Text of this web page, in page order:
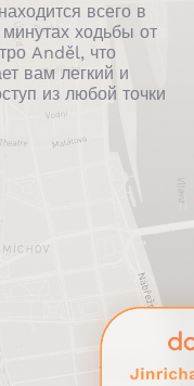
всего в
минутах ходьбы от
Anděl, что
вам легкий и
из любой точки